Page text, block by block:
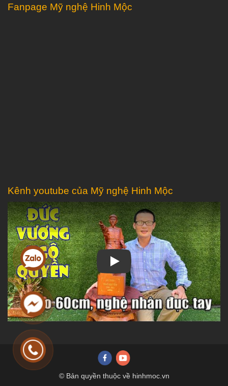
Fanpage Mỹ nghệ Hinh Mộc
Kênh youtube của Mỹ nghệ Hinh Mộc
Play
© Bản quyền thuộc về hinhmoc.vn